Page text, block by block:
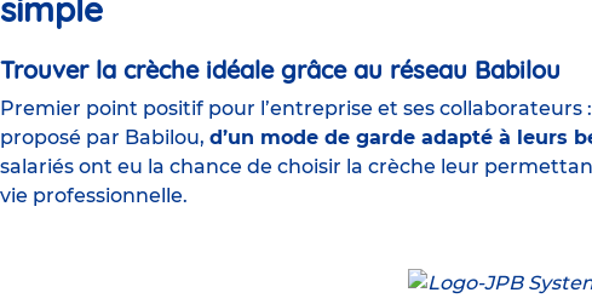
simple
Trouver la crèche idéale grâce au réseau Babilou
Premier point positif pour l’entreprise et ses
proposé par Babilou, d’un mode de garde adapté à leurs
salariés ont eu la chance de choisir la crèche leur
vie professionnelle.